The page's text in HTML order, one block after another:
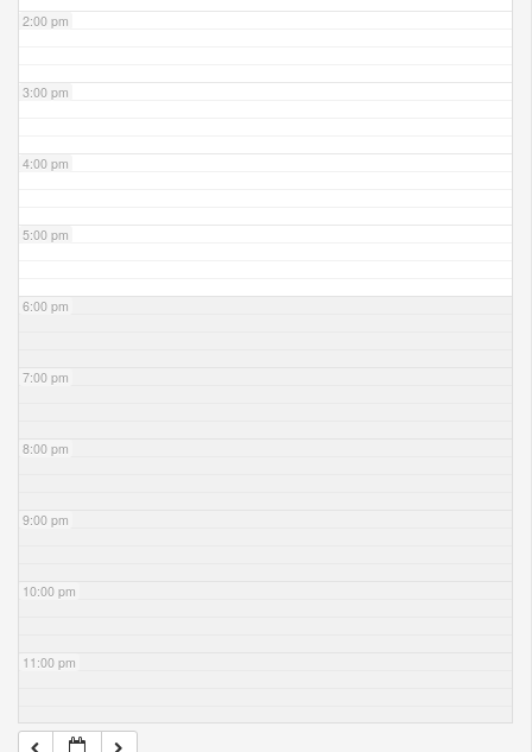
2:00 pm
3:00 pm
4:00 pm
5:00 pm
6:00 pm
7:00 pm
8:00 pm
9:00 pm
10:00 pm
11:00 pm